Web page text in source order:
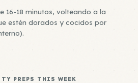
16-18 minutos, volteando a la
estén dorados y cocidos por
PREPS THIS WEEK